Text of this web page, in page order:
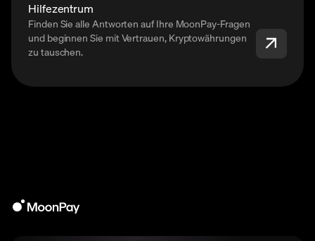
Hilfezentrum
Finden Sie alle Antworten auf Ihre MoonPay-Fragen
und beginnen Sie mit Vertrauen, Kryptowährungen
zu tauschen.